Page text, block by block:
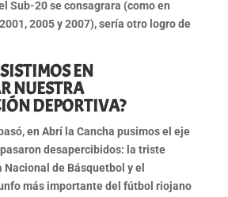
Sub-20 se consagrara (como en
2005 y 2007), sería otro logro de
EN
NUESTRA
DEPORTIVA?
en Abrí la Cancha pusimos el eje
desapercibidos: la triste
de Básquetbol y el
más importante del fútbol riojano